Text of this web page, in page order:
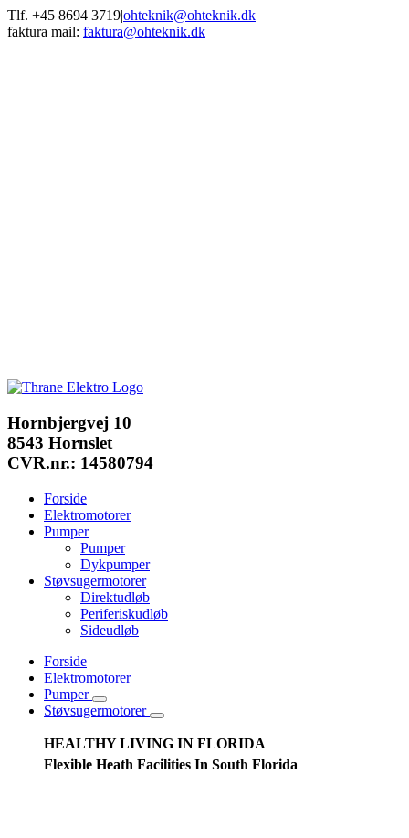
Skip
to
Tlf. +45 8694 3719|ohteknik@ohteknik.dk
faktura mail: faktura@ohteknik.dk
Hornbjergvej 10
8543 Hornslet
CVR.nr.: 14580794
Forside
Elektromotorer
Pumper
Pumper
Dykpumper
Støvsugermotorer
Direktudløb
Periferiskudløb
Sideudløb
Forside
Elektromotorer
Pumper
Støvsugermotorer
HEALTHY LIVING IN FLORIDA
Flexible Heath Facilities In South Florida